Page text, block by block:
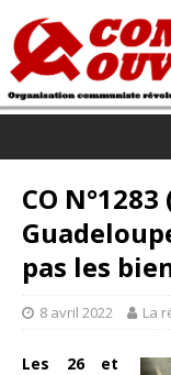
CO
pas les
8 avril 2022 La
Les 26 et